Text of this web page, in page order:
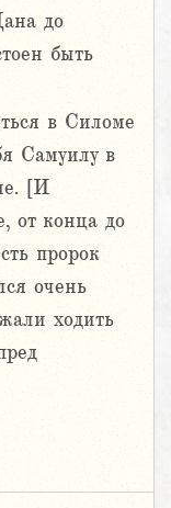
до
быть
в Силоме
Самуилу в
[И
от конца до
пророк
очень
ходить